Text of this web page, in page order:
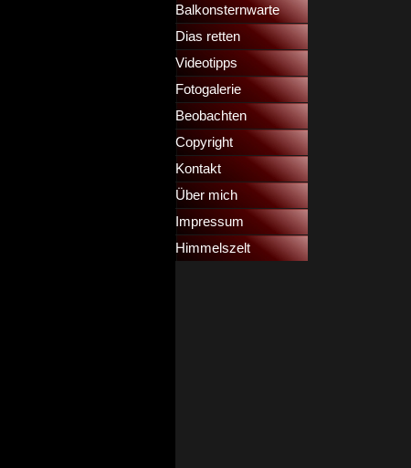
Balkonsternwarte
Dias retten
Videotipps
Fotogalerie
Beobachten
Copyright
Kontakt
Über mich
Impressum
Himmelszelt